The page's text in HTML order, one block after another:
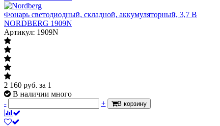
Фонарь светодиодный, складной, аккумуляторный, 3,7 В
NORDBERG 1909N
Артикул: 1909N
2 160 руб. за 1
В наличии много
-
+ В корзину